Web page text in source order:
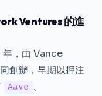
Ventures 的進
，由 Vance
創辦，早期以押注
Aave 、